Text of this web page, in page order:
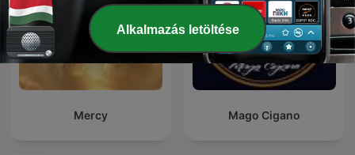
Mercy Mago Cigano
Alkalmazás letöltése